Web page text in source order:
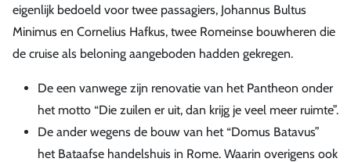
eigenlijk bedoeld voor twee passagiers, Johannus Bultus
Minimus en Cornelius Hafkus, twee Romeinse bouwheren die
de cruise als beloning aangeboden hadden gekregen.
De een vanwege zijn renovatie van het Pantheon onder
het motto “Die zuilen er uit, dan krijg je veel meer ruimte”.
De ander wegens de bouw van het “Domus Batavus”
het Bataafse handelshuis in Rome. Waarin overigens ook